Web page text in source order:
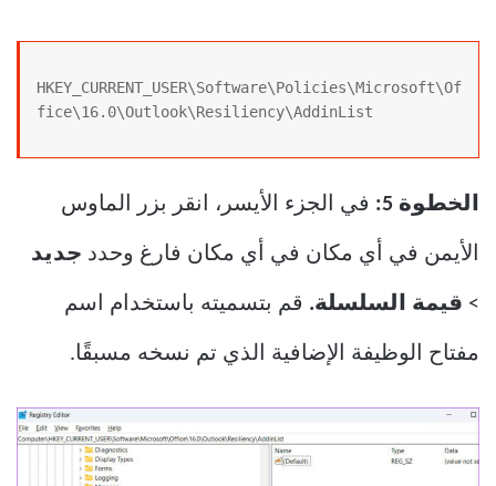
HKEY_CURRENT_USER\Software\Policies\Microsoft\Of
fice\16.0\Outlook\Resiliency\AddinList
الخطوة 5: في الجزء الأيسر، انقر بزر الماوس
الأيمن في أي مكان في أي مكان فارغ وحدد جديد
> قيمة السلسلة. قم بتسميته باستخدام اسم
مفتاح الوظيفة الإضافية الذي تم نسخه مسبقًا.